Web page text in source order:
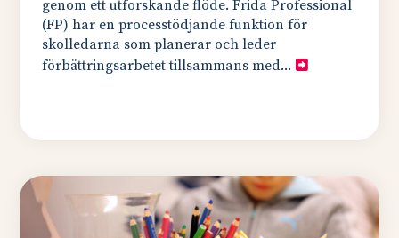
genom ett utforskande flöde. Frida Professional
(FP) har en processtödjande funktion för
skolledarna som planerar och leder
förbättringsarbetet tillsammans med...